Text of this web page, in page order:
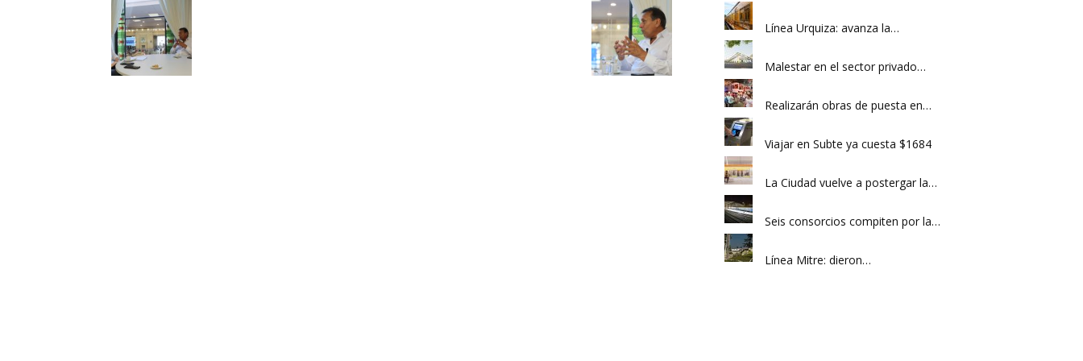
Línea Urquiza: avanza la…
Malestar en el sector privado…
Realizarán obras de puesta en…
Viajar en Subte ya cuesta $1684
La Ciudad vuelve a postergar la…
Seis consorcios compiten por la…
Línea Mitre: dieron…